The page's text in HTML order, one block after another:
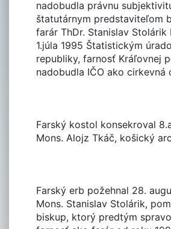
nadobudla právnu
štatutárnym predstaviteľom
farár ThDr. Stanislav Stolárik
1.júla 1995 Štatistickým
republiky, farnosť Kráľovnej
nadobudla IČO ako cirkevná
Farský kostol konsekroval
Mons. Alojz Tkáč, košický
Farský erb požehnal 28.
Mons. Stanislav Stolárik,
biskup, ktorý predtým